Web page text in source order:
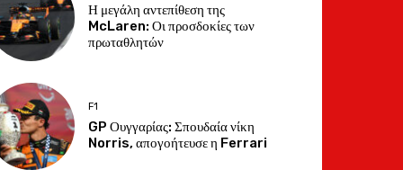
Η μεγάλη αντεπίθεση της
McLaren: Οι προσδοκίες των
πρωταθλητών
F1
GP Ουγγαρίας: Σπουδαία νίκη
Norris, απογοήτευσε η Ferrari